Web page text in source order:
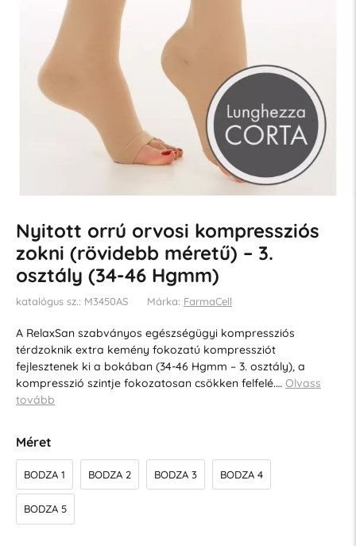
Nyitott orrú orvosi kompressziós
zokni (rövidebb méretű) – 3.
osztály (34-46 Hgmm)
katalógus sz.: M3450AS Márka: FarmaCell
A RelaxSan szabványos egészségügyi kompressziós
térdzoknik extra kemény fokozatú kompressziót
fejlesztenek ki a bokában (34-46 Hgmm – 3. osztály), a
kompresszió szintje fokozatosan csökken felfelé.… Olvass
tovább
Méret
BODZA 1 BODZA 2 BODZA 3 BODZA 4
BODZA 5